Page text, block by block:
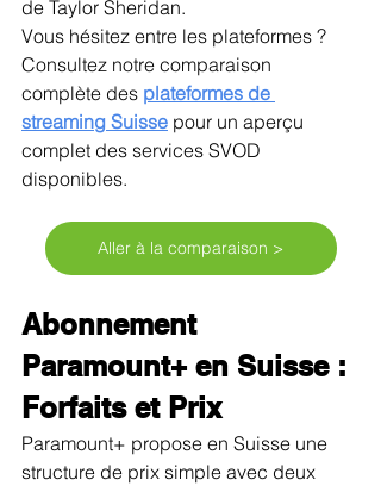
de Taylor Sheridan.
Vous hésitez entre les plateformes ?
Consultez notre comparaison
complète des plateformes de
streaming Suisse pour un aperçu
complet des services SVOD
disponibles.
Aller à la comparaison >
Abonnement
Paramount+ en Suisse :
Forfaits et Prix
Paramount+ propose en Suisse une
structure de prix simple avec deux